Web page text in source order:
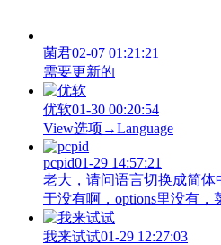
菌君02-07 01:21:21
需要更新的
优软01-30 00:20:54
View‌选项→Language
pcpid01-29 14:57:21
老大，请问语言切换成简
于没有啊，options里没有，
我来试试01-29 12:27:03